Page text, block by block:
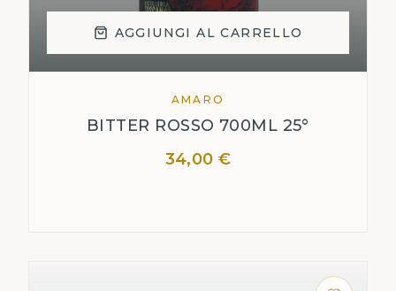
AGGIUNGI AL CARRELLO
AMARO
BITTER ROSSO 700ML 25°
34,00 €